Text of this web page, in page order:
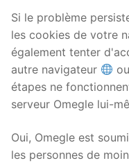
Si le problème
les cookies de votre
également tenter
autre navigateur
étapes ne
serveur Omegle lui-
Oui, Omegle est
les personnes de